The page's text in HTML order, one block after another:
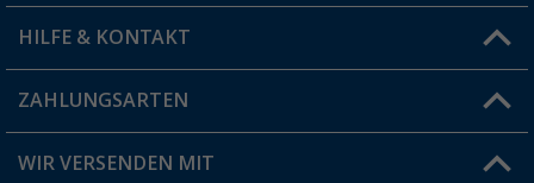
Vorteilskarte
Blog
HILFE & KONTAKT
FAQ & Kontakt
Versandinformationen
ZAHLUNGSARTEN
WIR VERSENDEN MIT